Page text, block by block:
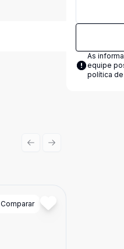
Comparar
Previous slide
Next slide
As
equipe
política